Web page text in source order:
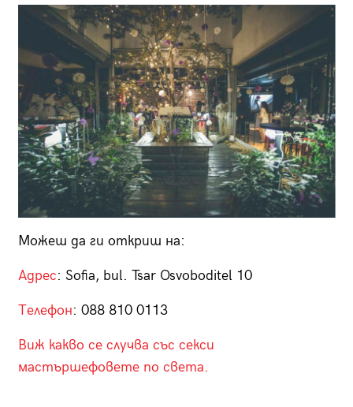
Можеш да ги откриш на:
Адрес: Sofia, bul. Tsar Osvoboditel 10
Телефон: 088 810 0113
Виж какво се случва със секси
мастършефовете по света.